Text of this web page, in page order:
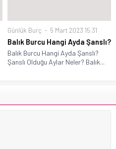
Günlük Burç 5 Mart 2023 15:31
Balık Burcu Hangi Ayda Şanslı?
Balık Burcu Hangi Ayda Şanslı?
Şanslı Olduğu Aylar Neler? Balık...